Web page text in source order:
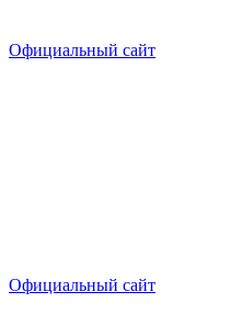
Официальный сайт
Официальный сайт